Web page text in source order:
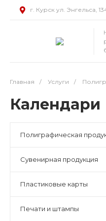
г. Курск ул. Энгельса,
Главная / Услуги /
Календари
Полиграфическая
Сувенирная продукция
Пластиковые карты
Печати и штампы